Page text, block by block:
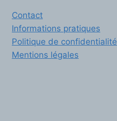
Contact
Informations pratiques
Politique de confidentialité
Mentions légales